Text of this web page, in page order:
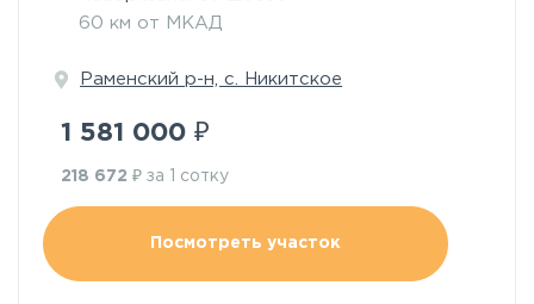
60 км от МКАД
Раменский р-н, с. Никитское
1 581 000 ₽
218 672 ₽ за 1 сотку
Посмотреть участок